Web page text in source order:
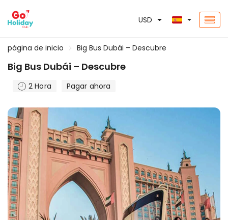
USD
página de inicio Big Bus Dubái – Descubre
Big Bus Dubái – Descubre
2 Hora Pagar ahora